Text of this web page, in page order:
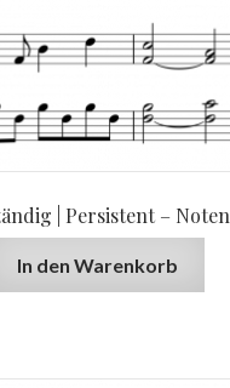
| Persistent – Noten
In den Warenkorb